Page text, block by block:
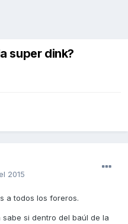
super dink?
2015
a todos los foreros.
si dentro del baúl de la